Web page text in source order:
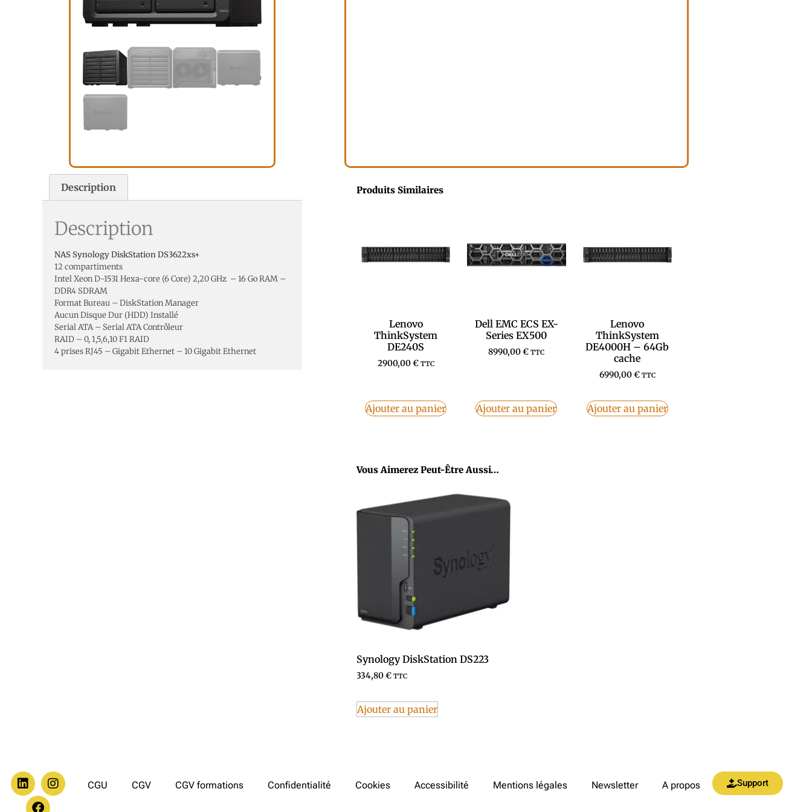
Description
Description
NAS Synology DiskStation DS3622xs+
12 compartiments
Intel Xeon D-1531 Hexa-core (6 Core) 2,20 GHz – 16 Go RAM –
DDR4 SDRAM
Format Bureau – DiskStation Manager
Aucun Disque Dur (HDD) Installé
Serial ATA – Serial ATA Contrôleur
RAID – 0, 1,5,6,10 F1 RAID
4 prises RJ45 – Gigabit Ethernet – 10 Gigabit Ethernet
Produits Similaires
Lenovo
ThinkSystem
DE240S
2900,00€ TTC
Ajouter au panier
Dell EMC ECS EX-
Series EX500
8990,00€ TTC
Ajouter au panier
Lenovo
ThinkSystem
DE4000H – 64Gb
cache
6990,00€ TTC
Ajouter au panier
Vous Aimerez Peut-Être Aussi…
Synology DiskStation DS223
334,80€ TTC
Ajouter au panier
CGU CGV CGV formations Confidentialité Cookies Accessibilité Mentions légales Newsletter A propos Support